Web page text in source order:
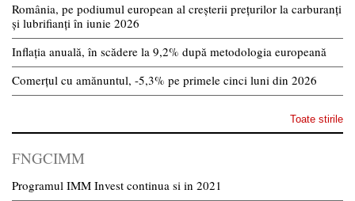
România, pe podiumul european al creșterii prețurilor la carburanți
și lubrifianți în iunie 2026
Inflația anuală, în scădere la 9,2% după metodologia europeană
Comerțul cu amănuntul, -5,3% pe primele cinci luni din 2026
Toate stirile
FNGCIMM
Programul IMM Invest continua si in 2021